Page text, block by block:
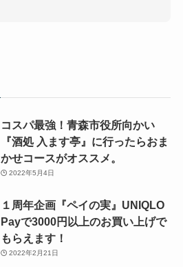
コスパ最強！青森市役所向かい
『酒処 入ます亭』に行ったらおま
かせコースがオススメ。
2022年5月4日
１周年企画『ペイの実』UNIQLO
Payで3000円以上のお買い上げで
もらえます！
2022年2月21日